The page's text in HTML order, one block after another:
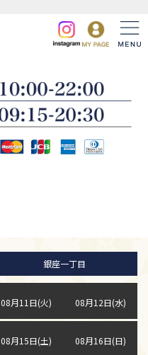
銀座一丁目
08月11日(火) 08月12日(水)
08月15日(土) 08月16日(日)